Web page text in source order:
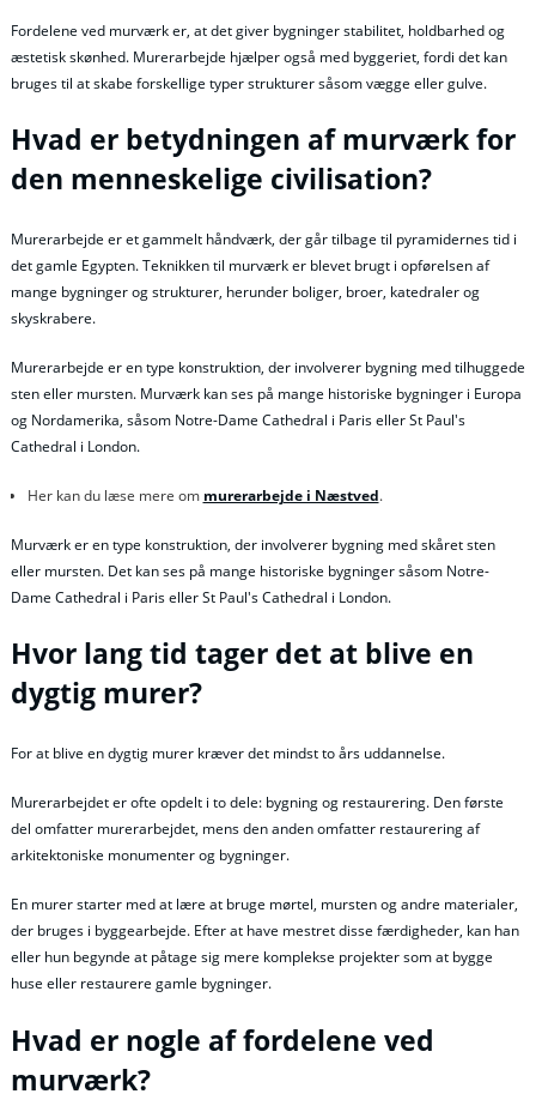
Fordelene ved murværk er, at det giver bygninger stabilitet, holdbarhed og
æstetisk skønhed. Murerarbejde hjælper også med byggeriet, fordi det kan
bruges til at skabe forskellige typer strukturer såsom vægge eller gulve.
Hvad er betydningen af murværk for
den menneskelige civilisation?
Murerarbejde er et gammelt håndværk, der går tilbage til pyramidernes tid i
det gamle Egypten. Teknikken til murværk er blevet brugt i opførelsen af
mange bygninger og strukturer, herunder boliger, broer, katedraler og
skyskrabere.
Murerarbejde er en type konstruktion, der involverer bygning med tilhuggede
sten eller mursten. Murværk kan ses på mange historiske bygninger i Europa
og Nordamerika, såsom Notre-Dame Cathedral i Paris eller St Paul's
Cathedral i London.
Her kan du læse mere om murerarbejde i Næstved.
Murværk er en type konstruktion, der involverer bygning med skåret sten
eller mursten. Det kan ses på mange historiske bygninger såsom Notre-
Dame Cathedral i Paris eller St Paul's Cathedral i London.
Hvor lang tid tager det at blive en
dygtig murer?
For at blive en dygtig murer kræver det mindst to års uddannelse.
Murerarbejdet er ofte opdelt i to dele: bygning og restaurering. Den første
del omfatter murerarbejdet, mens den anden omfatter restaurering af
arkitektoniske monumenter og bygninger.
En murer starter med at lære at bruge mørtel, mursten og andre materialer,
der bruges i byggearbejde. Efter at have mestret disse færdigheder, kan han
eller hun begynde at påtage sig mere komplekse projekter som at bygge
huse eller restaurere gamle bygninger.
Hvad er nogle af fordelene ved
murværk?